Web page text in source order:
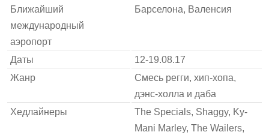
Ближайший
международный
аэропорт
Барселона, Валенсия
Даты
12-19.08.17
Жанр
Смесь регги, хип-хопа,
дэнс-холла и даба
Хедлайнеры
The Specials, Shaggy, Ky-
Mani Marley, The Wailers,